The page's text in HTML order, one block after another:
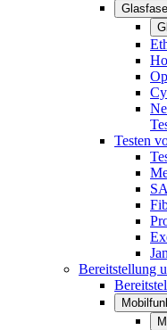
Testen
Bereitstellung